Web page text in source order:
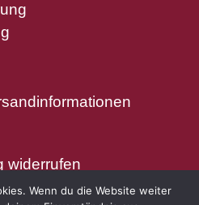
widerrufen
Wenn du die Website weiter